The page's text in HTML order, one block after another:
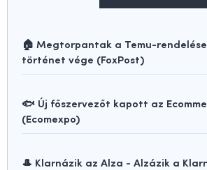
🏠 Megtorpantak a Temu-
történet vége (FoxPost)
🐟 Új főszervezőt kapott az
(Ecomexpo)
🎩 Klarnázik az Alza - Alzázik a